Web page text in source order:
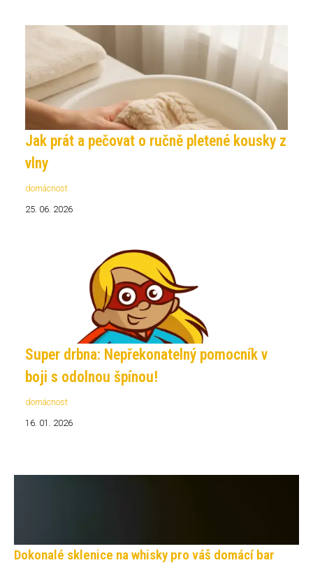
Jak prát a pečovat o ručně pletené kousky z
vlny
domácnost
25. 06. 2026
Super drbna: Nepřekonatelný pomocník v
boji s odolnou špínou!
domácnost
16. 01. 2026
Dokonalé sklenice na whisky pro váš domácí bar